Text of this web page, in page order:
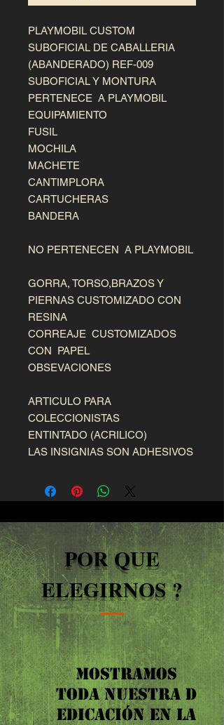
PLAYMOBIL CUSTOM
SUBOFICIAL DE CABALLERIA
(ABANDERADO) REF-009
SUBOFICIAL Y MONTURA
PERTENECE A PLAYMOBIL
EQUIPAMIENTO
FUSIL
MOCHILA
MACHETE
CANTIMPLORA
CARTUCHERAS
BANDERA
NO PERTENECEN A PLAYMOBIL
GORRA, TORSO,BRAZOS Y
PIERNAS CUSTOMIZADO CON
RESINA
CORREAJE CUSTOMIZADOS
CON PAPEL
OBSEVACIONES
ARTICULO PARA
COLECCIONISTAS
ENTINTADO (ACRILICO)
LAS INSIGNIAS SON ADHESIVOS
POR QUE
ELEGIRNOS ?
MOSTRAMOS
TODA NUESTRA D
EDICACIÓN EN LA